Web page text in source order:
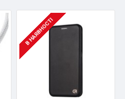
В НАЯВНОСТІ